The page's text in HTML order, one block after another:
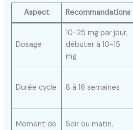
Aspect Recommandations
Dosage
10-25 mg par jour,
débuter à 10-15
mg
Durée cycle 8 à 16 semaines
Moment de
Soir ou matin,